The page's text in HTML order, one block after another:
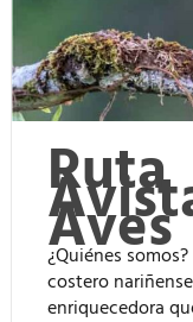
Ruta
Aves
¿Quiénes
costero
enriquecedora